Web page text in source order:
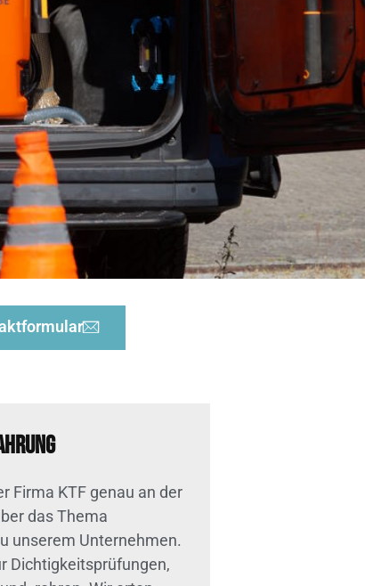
Firma KTF genau an der
das Thema
unserem Unternehmen.
Dichtigkeitsprüfungen,